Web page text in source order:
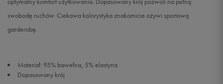
swobodę ruchów. Ciekawa kolorystyka znakomicie ożywi sportową
garderobę.
Materiał: 95% bawełna, 5% elastyna
Dopasowany krój